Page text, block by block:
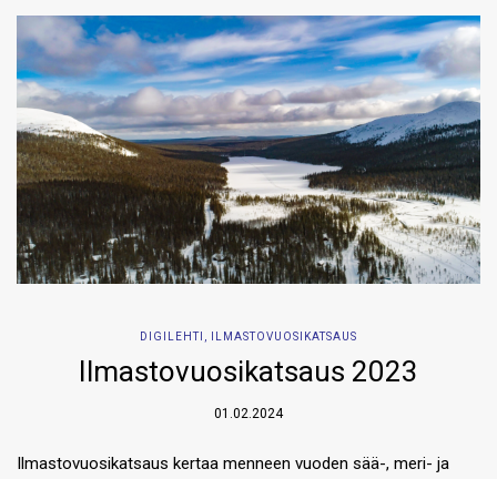
DIGILEHTI ILMASTOVUOSIKATSAUS
Ilmastovuosikatsaus 2023
01.02.2024
Ilmastovuosikatsaus kertaa menneen vuoden sää-, meri- ja